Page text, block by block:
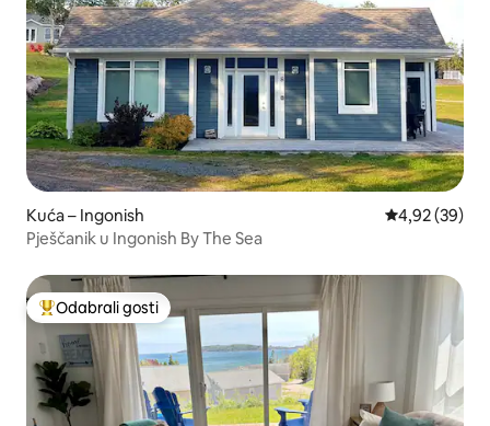
Kuća – Ingonish Prosječna
4,92 (39)
Pješčanik u Ingonish By The Sea
Među najviše rangiranima s oznakom „Odabrali gosti”
Odabrali gosti